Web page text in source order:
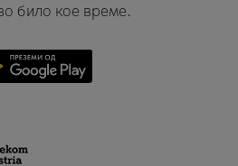
било кое време.